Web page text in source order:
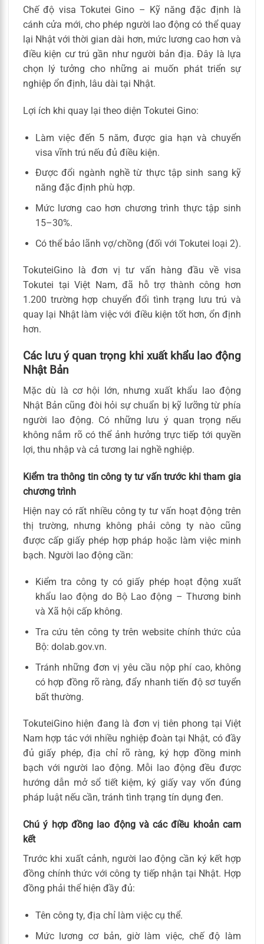
Chế độ visa Tokutei Gino – Kỹ năng đặc định là
cánh cửa mới, cho phép người lao động có thể quay
lại Nhật với thời gian dài hơn, mức lương cao hơn và
điều kiện cư trú gần như người bản địa. Đây là lựa
chọn lý tưởng cho những ai muốn phát triển sự
nghiệp ổn định, lâu dài tại Nhật.
Lợi ích khi quay lại theo diện Tokutei Gino:
Làm việc đến 5 năm, được gia hạn và chuyển
visa vĩnh trú nếu đủ điều kiện.
Được đổi ngành nghề từ thực tập sinh sang kỹ
năng đặc định phù hợp.
Mức lương cao hơn chương trình thực tập sinh
15–30%.
Có thể bảo lãnh vợ/chồng (đối với Tokutei loại 2).
TokuteiGino là đơn vị tư vấn hàng đầu về visa
Tokutei tại Việt Nam, đã hỗ trợ thành công hơn
1.200 trường hợp chuyển đổi tình trạng lưu trú và
quay lại Nhật làm việc với điều kiện tốt hơn, ổn định
hơn.
Các lưu ý quan trọng khi xuất khẩu lao động
Nhật Bản
Mặc dù là cơ hội lớn, nhưng xuất khẩu lao động
Nhật Bản cũng đòi hỏi sự chuẩn bị kỹ lưỡng từ phía
người lao động. Có những lưu ý quan trọng nếu
không nắm rõ có thể ảnh hưởng trực tiếp tới quyền
lợi, thu nhập và cả tương lai nghề nghiệp.
Kiểm tra thông tin công ty tư vấn trước khi tham gia
chương trình
Hiện nay có rất nhiều công ty tư vấn hoạt động trên
thị trường, nhưng không phải công ty nào cũng
được cấp giấy phép hợp pháp hoặc làm việc minh
bạch. Người lao động cần:
Kiểm tra công ty có giấy phép hoạt động xuất
khẩu lao động do Bộ Lao động – Thương binh
và Xã hội cấp không.
Tra cứu tên công ty trên website chính thức của
Bộ: dolab.gov.vn.
Tránh những đơn vị yêu cầu nộp phí cao, không
có hợp đồng rõ ràng, đẩy nhanh tiến độ sơ tuyển
bất thường.
TokuteiGino hiện đang là đơn vị tiên phong tại Việt
Nam hợp tác với nhiều nghiệp đoàn tại Nhật, có đầy
đủ giấy phép, địa chỉ rõ ràng, ký hợp đồng minh
bạch với người lao động. Mỗi lao động đều được
hướng dẫn mở sổ tiết kiệm, ký giấy vay vốn đúng
pháp luật nếu cần, tránh tình trạng tín dụng đen.
Chú ý hợp đồng lao động và các điều khoản cam
kết
Trước khi xuất cảnh, người lao động cần ký kết hợp
đồng chính thức với công ty tiếp nhận tại Nhật. Hợp
đồng phải thể hiện đầy đủ:
Tên công ty, địa chỉ làm việc cụ thể.
Mức lương cơ bản, giờ làm việc, chế độ làm